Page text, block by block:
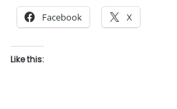
Facebook X
Like this: